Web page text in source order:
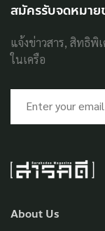
About Us
สมัครรับจดหมาย
แจ้งข่าวสาร, สิทธิพิ
ในเครือ